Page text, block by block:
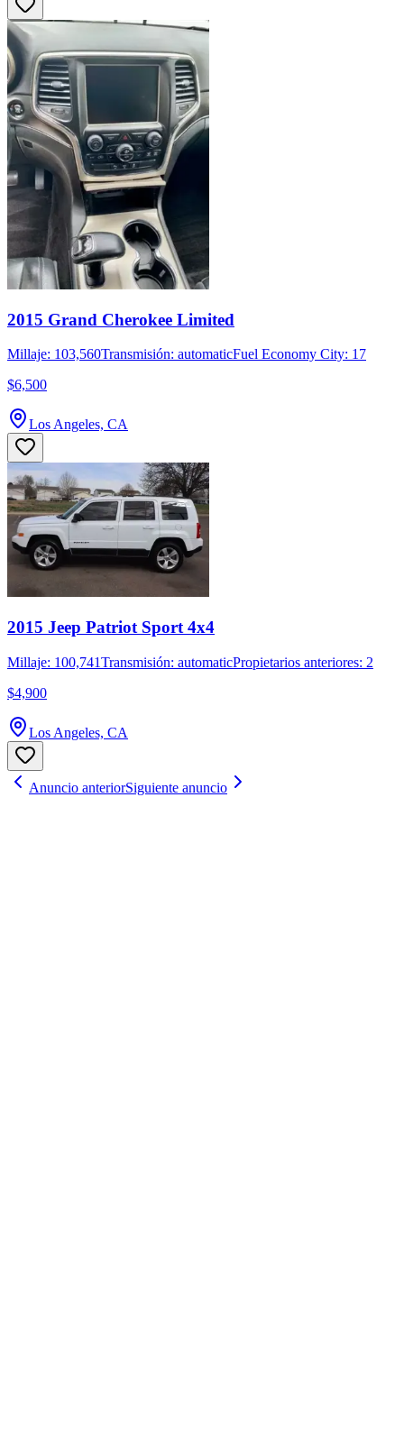
2015 Grand Cherokee Limited
Millaje: 103,560Transmisión: automaticFuel Economy City: 17
$6,500
Los Angeles, CA
2015 Jeep Patriot Sport 4x4
Millaje: 100,741Transmisión: automaticPropietarios anteriores: 2
$4,900
Los Angeles, CA
Anuncio anteriorSiguiente anuncio